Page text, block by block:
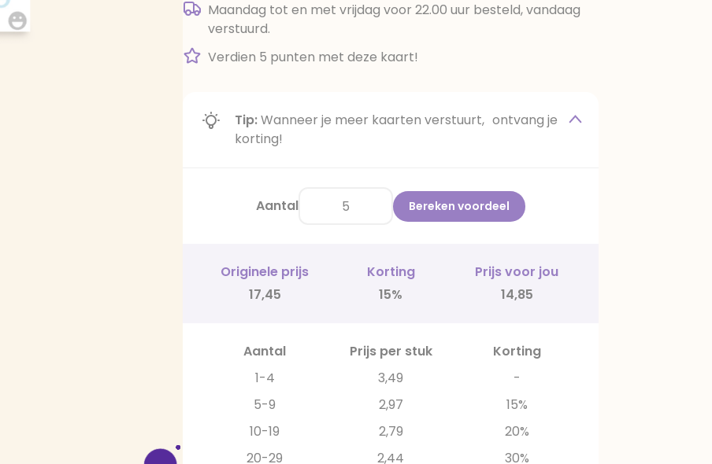
Maandag tot en met vrijdag voor 22.00 uur besteld, vandaag
verstuurd.
Verdien 5 punten met deze kaart!
Tip:Wanneer je meer kaarten verstuurt, ontvang je
korting!
Aantal Bereken voordeel
Originele prijs Korting
Prijs voor jou
17,45
15% 14,85
Aantal Prijs per stuk
Korting
1-4
3,49
-
5-9
2,97
15%
10-19
2,79
20%
20-29
2,44
30%